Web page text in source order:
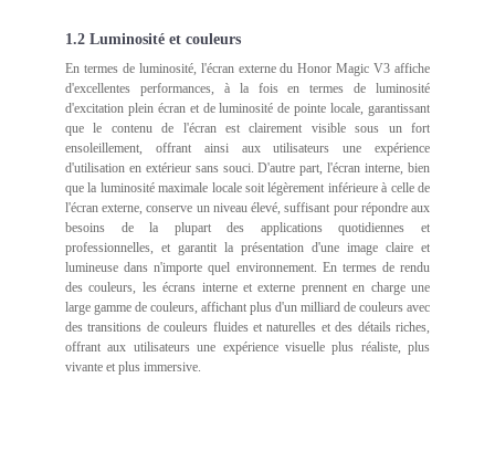
1.2 Luminosité et couleurs
En termes de luminosité, l'écran externe du Honor Magic V3 affiche
d'excellentes performances, à la fois en termes de luminosité
d'excitation plein écran et de luminosité de pointe locale, garantissant
que le contenu de l'écran est clairement visible sous un fort
ensoleillement, offrant ainsi aux utilisateurs une expérience
d'utilisation en extérieur sans souci. D'autre part, l'écran interne, bien
que la luminosité maximale locale soit légèrement inférieure à celle de
l'écran externe, conserve un niveau élevé, suffisant pour répondre aux
besoins de la plupart des applications quotidiennes et
professionnelles, et garantit la présentation d'une image claire et
lumineuse dans n'importe quel environnement. En termes de rendu
des couleurs, les écrans interne et externe prennent en charge une
large gamme de couleurs, affichant plus d'un milliard de couleurs avec
des transitions de couleurs fluides et naturelles et des détails riches,
offrant aux utilisateurs une expérience visuelle plus réaliste, plus
vivante et plus immersive.